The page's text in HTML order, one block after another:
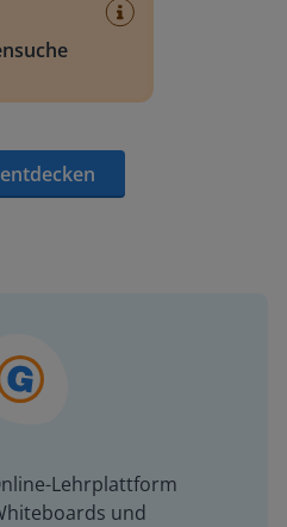
Lehrplattform
und